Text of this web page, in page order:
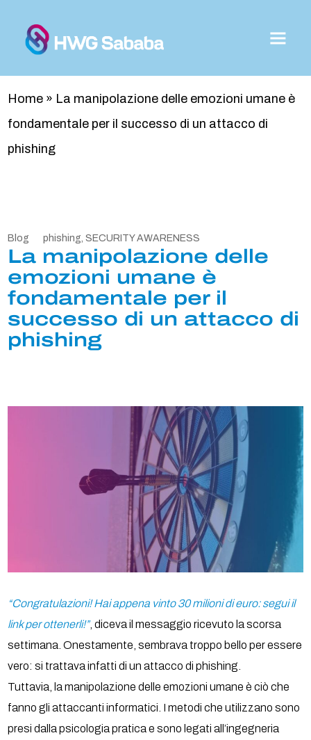
Home » La manipolazione delle emozioni umane è
fondamentale per il successo di un attacco di
phishing
Blog phishing,SECURITY AWARENESS
La manipolazione delle
emozioni umane è
fondamentale per il
successo di un attacco di
phishing
“Congratulazioni! Hai appena vinto 30 milioni di euro: segui il
link per ottenerli!”, diceva il messaggio ricevuto la scorsa
settimana. Onestamente, sembrava troppo bello per essere
vero: si trattava infatti di un attacco di phishing.
Tuttavia, la manipolazione delle emozioni umane è ciò che
fanno gli attaccanti informatici. I metodi che utilizzano sono
presi dalla psicologia pratica e sono legati all’ingegneria